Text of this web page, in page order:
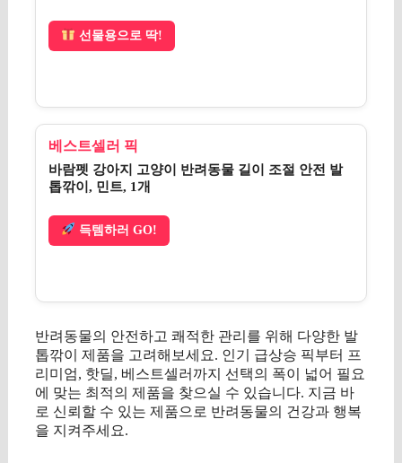
선물용으로 딱!
베스트셀러 픽
바람펫 강아지 고양이 반려동물 길이 조절 안전 발
톱깎이, 민트, 1개
득템하러 GO!
반려동물의 안전하고 쾌적한 관리를 위해 다양한 발
톱깎이 제품을 고려해보세요. 인기 급상승 픽부터 프
리미엄, 핫딜, 베스트셀러까지 선택의 폭이 넓어 필요
에 맞는 최적의 제품을 찾으실 수 있습니다. 지금 바
로 신뢰할 수 있는 제품으로 반려동물의 건강과 행복
을 지켜주세요.